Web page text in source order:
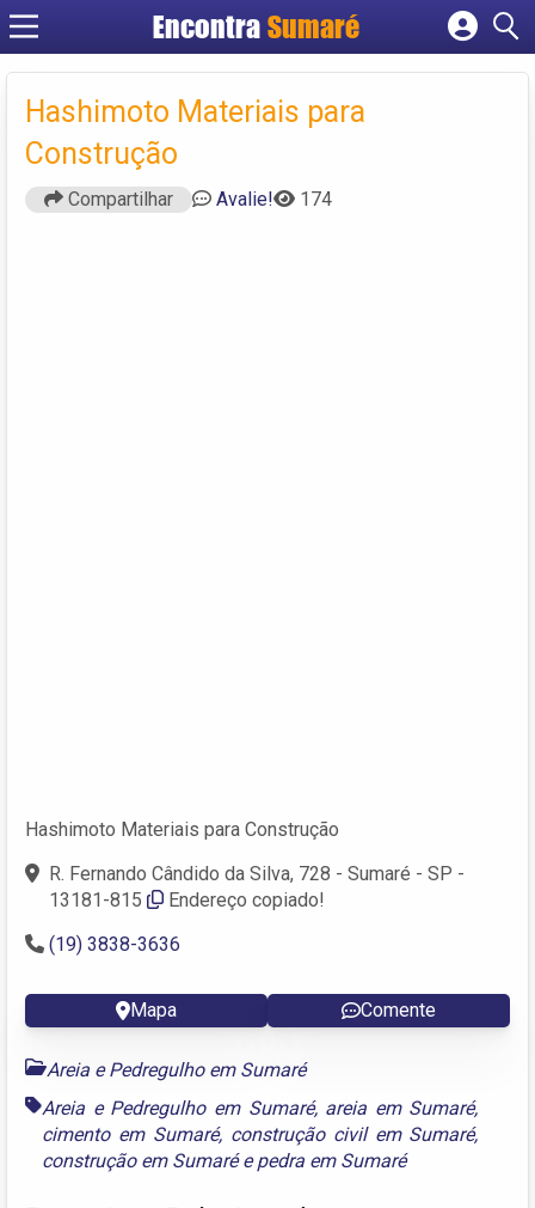
Encontra Sumaré
Cadastrar empresa
Criar conta
Hashimoto Materiais para
Construção
Compartilhar Avalie! 174
Hashimoto Materiais para Construção
R. Fernando Cândido da Silva, 728 - Sumaré - SP -
13181-815
Endereço copiado!
(19) 3838-3636
Mapa Comente
Areia e Pedregulho em Sumaré
Areia e Pedregulho em Sumaré, areia em Sumaré,
cimento em Sumaré, construção civil em Sumaré,
construção em Sumaréepedra em Sumaré